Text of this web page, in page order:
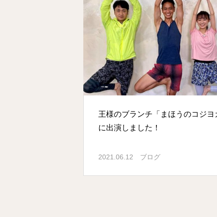
王様のブランチ「まほうのコジヨ
に出演しました！
2021.06.12 ブログ